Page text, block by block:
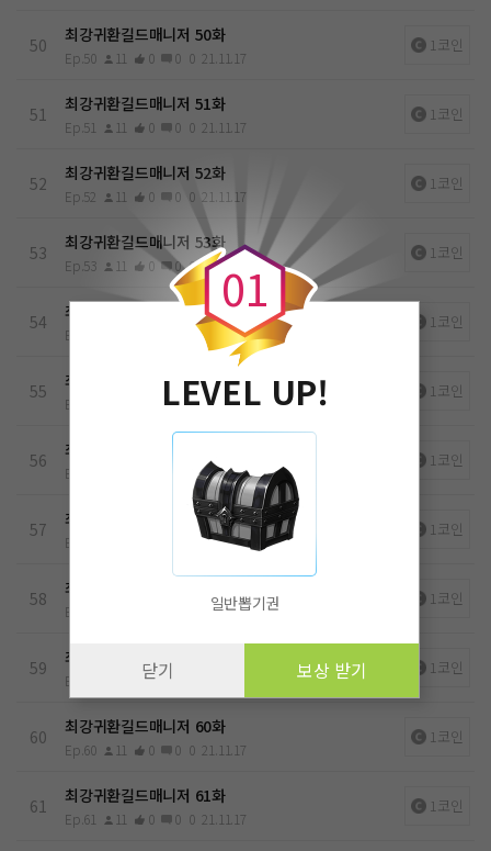
50 최강귀환길드매니저 50화
Ep.50 11 0 0 0 21.11.17
1코인
51 최강귀환길드매니저 51화
Ep.51 11 0 0 0 21.11.17
1코인
52 최강귀환길드매니저 52화
Ep.52 11 0 0 0 21.11.17
1코인
53 최강귀환길드매니저 53화
Ep.53 11 0 0 0 21.11.17
1코인
54 최강귀환길드매니저 54화
Ep.54 21.11.17
1코인
55 최강귀환길드매니저 55화
Ep.55 0 0 21.11.17
1코인
56 최강귀환길드매니저 56화
Ep.56 21.11.17
1코인
57 최강귀환길드매니저 57화
Ep.57 21.11.17
1코인
58 최강귀환길드매니저 58화
Ep.58 21.11.17
1코인
59 최강귀환길드매니저 59화
Ep.59 0
1코인
60 최강귀환길드매니저 60화
Ep.60 11 0 0 0 21.11.17
1코인
61 최강귀환길드매니저 61화
Ep.61 11 0 0 0 21.11.17
1코인
0
0
1
LEVEL UP!
일반뽑기권
닫기 보상 받기